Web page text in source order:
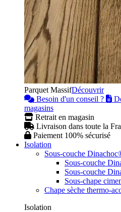
Parquet MassifDécouvrir
Besoin d'un conseil ?
magasins
Retrait en magasin
Livraison dans toute la
Paiement 100% sécurisé
Isolation
Sous-couche
Sous-couche
Sous-couche
Sous-chape
Chape sèche thermo-
Isolation